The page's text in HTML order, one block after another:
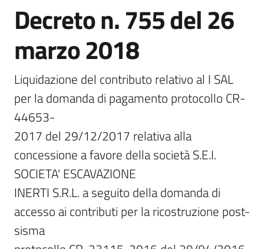
Decreto n. 755 del 26
marzo 2018
Liquidazione del contributo relativo al I SAL
per la domanda di pagamento protocollo CR-
44653-
2017 del 29/12/2017 relativa alla
concessione a favore della società S.E.I.
SOCIETA' ESCAVAZIONE
INERTI S.R.L. a seguito della domanda di
accesso ai contributi per la ricostruzione post-
sisma